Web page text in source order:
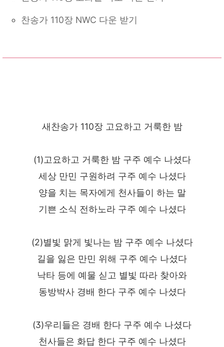
찬송가 110장 NWC 다운 받기
새찬송가 110장 고요하고 거룩한 밤
(1)고요하고 거룩한 밤 구주 예수 나셨다
세상 만민 구원하려 구주 예수 나셨다
양을 치는 목자에게 천사들이 하는 말
기쁜 소식 전하노라 구주 예수 나셨다
(2)별빛 맑게 빛나는 밤 구주 예수 나셨다
길을 잃은 만민 위해 구주 예수 나셨다
낙타 등에 예물 싣고 별빛 따라 찾아와
동방박사 경배 한다 구주 예수 나셨다
(3)우리들은 경배 한다 구주 예수 나셨다
천사들은 화답 한다 구주 예수 나셨다